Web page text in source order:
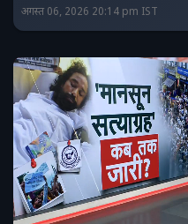
अगस्त 06, 2026 20:14 pm IST